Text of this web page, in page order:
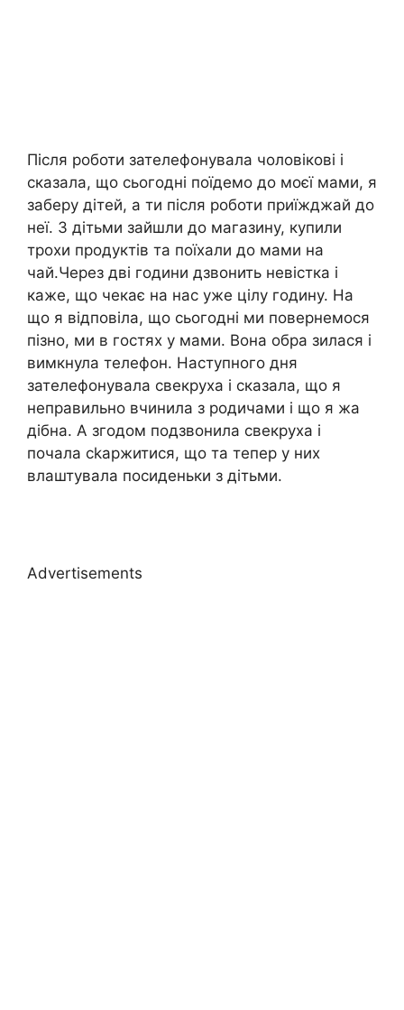
Після роботи зателефонувала чоловікові і
сказала, що сьогодні поїдемо до моєї мами, я
заберу дітей, а ти після роботи приїжджай до
неї. З дітьми зайшли до магазину, купили
трохи продуктів та поїхали до мами на
чай.Через дві години дзвонить невістка і
каже, що чекає на нас уже цілу годину. На
що я відповіла, що сьогодні ми повернемося
пізно, ми в гостях у мами. Вона обра зилася і
вимкнула телефон. Наступного дня
зателефонувала свекруха і сказала, що я
неправильно вчинила з родичами і що я жа
дібна. А згодом подзвонила свекруха і
почала сkаржитися, що та тепер у них
влаштувала посиденьки з дітьми.
Advertisements